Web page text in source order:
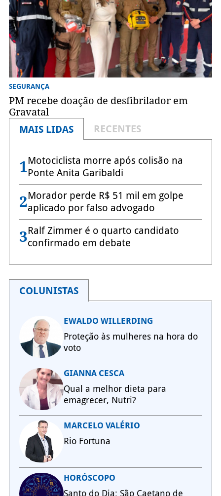
SEGURANÇA
PM recebe doação de desfibrilador em
Gravatal
MAIS LIDAS
RECENTES
1Motociclista morre após colisão na
Ponte Anita Garibaldi
2Morador perde R$ 51 mil em golpe
aplicado por falso advogado
3Ralf Zimmer é o quarto candidato
confirmado em debate
COLUNISTAS
EWALDO WILLERDING
Proteção às mulheres na hora do
voto
GIANNA CESCA
Qual a melhor dieta para
emagrecer, Nutri?
MARCELO VALÉRIO
Rio Fortuna
HORÓSCOPO
Santo do Dia: São Caetano de